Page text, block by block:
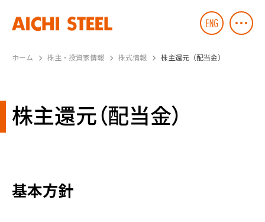
ホーム 株主・投資家情報 株式情報 株主還元（配当金）
株主還元（配当金）
基本方針